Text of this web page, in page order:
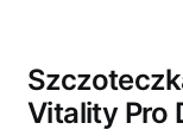
Vitality Pro